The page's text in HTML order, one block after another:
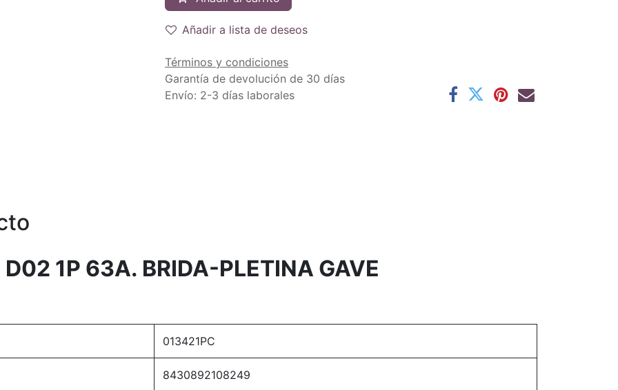
Añadir a lista de deseos
Términos y condiciones
Garantía de devolución de 30 días
Envío: 2-3 días laborales
D02 1P 63A. BRIDA-PLETINA GAVE
013421PC
8430892108249